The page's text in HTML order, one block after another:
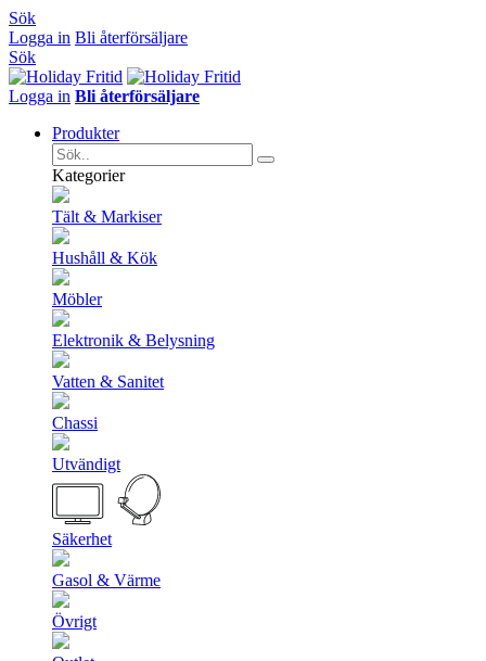
Sök
Logga in Bli återförsäljare
Sök
Logga in Bli återförsäljare
Produkter
Kategorier
Tält & Markiser
Hushåll & Kök
Möbler
Elektronik & Belysning
Vatten & Sanitet
Chassi
Utvändigt
Säkerhet
Gasol & Värme
Övrigt